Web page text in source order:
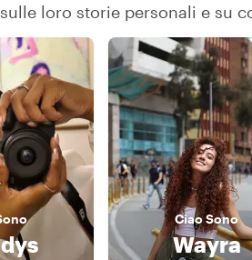
loro storie personali e su
CiaoSono
Wayra